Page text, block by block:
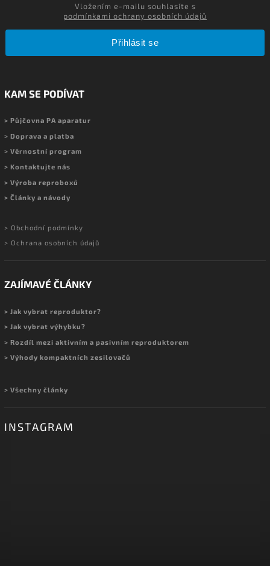
podmínkami ochrany osobních údajů
Přihlásit se
KAM SE PODÍVAT
> Půjčovna PA aparatur
> Doprava a platba
> Věrnostní program
> Kontaktujte nás
> Výroba reproboxů
> Články a návody
> Obchodní podmínky
> Ochrana osobních údajů
ZAJÍMAVÉ ČLÁNKY
> Jak vybrat reproduktor?
> Jak vybrat výhybku?
> Rozdíl mezi aktivním a pasivním reproduktorem
> Výhody kompaktních zesilovačů
> Všechny články
INSTAGRAM